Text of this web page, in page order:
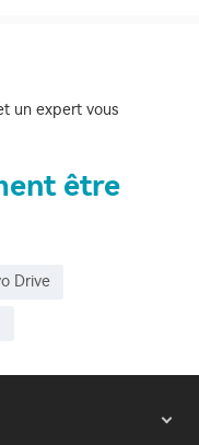
un expert vous
être
Drive